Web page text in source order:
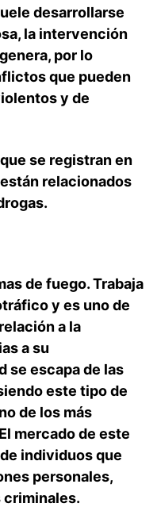
desarrollarse
la intervención
por lo
que pueden
y de
se registran en
relacionados
de fuego. Trabaja
y es uno de
a la
a su
se escapa de las
este tipo de
de los más
mercado de este
individuos que
personales,
criminales.